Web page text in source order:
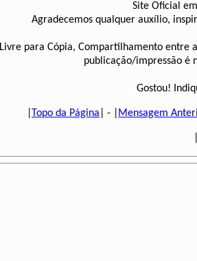
Site Oficial
Agradecemos qualquer auxílio,
Livre para Cópia, Compartilhamento entre
publicação/impressão é
Gostou!
Topo da Página | - | Mensagem